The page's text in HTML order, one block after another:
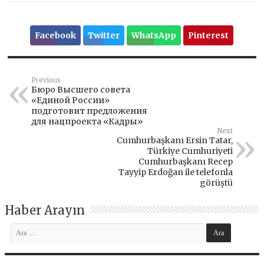
Facebook Twitter WhatsApp Pinterest
Previous
Бюро Высшего совета
«Единой России»
подготовит предложения
для нацпроекта «Кадры»
Next
Cumhurbaşkanı Ersin Tatar,
Türkiye Cumhuriyeti
Cumhurbaşkanı Recep
Tayyip Erdoğan ile telefonla
görüştü
Haber Arayın